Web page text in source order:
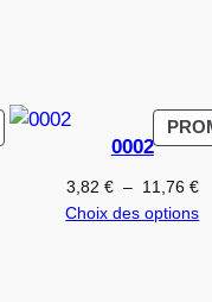
PRODUIT
PROMOTION
0002
3,82 € – 11,76 €
de
Choix des options